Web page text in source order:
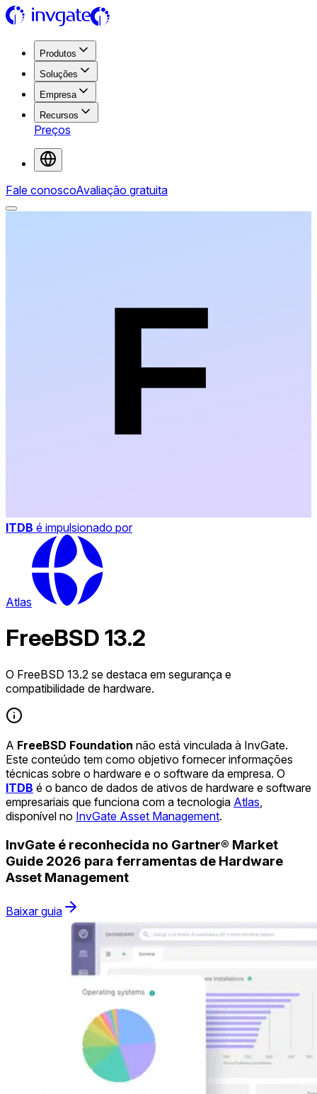
Produtos
Soluções
Empresa
Recursos
Preços
Fale conoscoAvaliação gratuita
ITDB é impulsionado por
Atlas
FreeBSD 13.2
O FreeBSD 13.2 se destaca em segurança e
compatibilidade de hardware.
A FreeBSD Foundation não está vinculada à InvGate.
Este conteúdo tem como objetivo fornecer informações
técnicas sobre o hardware e o software da empresa. O
ITDB é o banco de dados de ativos de hardware e software
empresariais que funciona com a tecnologia Atlas
disponível no InvGate Asset Management.
InvGate é reconhecida no Gartner® Market
Guide 2026 para ferramentas de Hardware
Asset Management
Baixar guia